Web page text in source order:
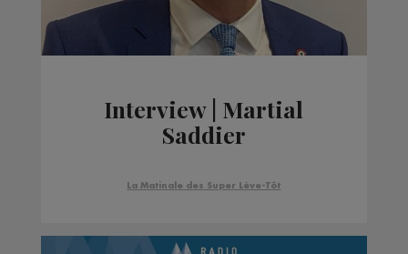
Interview | Martial
Saddier
La Matinale des Super Lève-Tôt